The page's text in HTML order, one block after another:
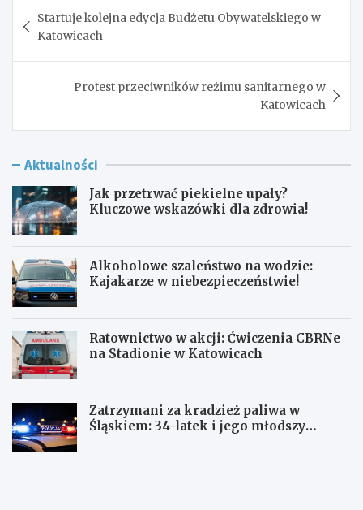
wpisu
Startuje kolejna edycja Budżetu Obywatelskiego w
Katowicach
Protest przeciwników reżimu sanitarnego w
Katowicach
Aktualności
Jak przetrwać piekielne upały?
Kluczowe wskazówki dla zdrowia!
Alkoholowe szaleństwo na wodzie:
Kajakarze w niebezpieczeństwie!
Ratownictwo w akcji: Ćwiczenia CBRNe
na Stadionie w Katowicach
Zatrzymani za kradzież paliwa w
Śląskiem: 34-latek i jego młodszy
J
A